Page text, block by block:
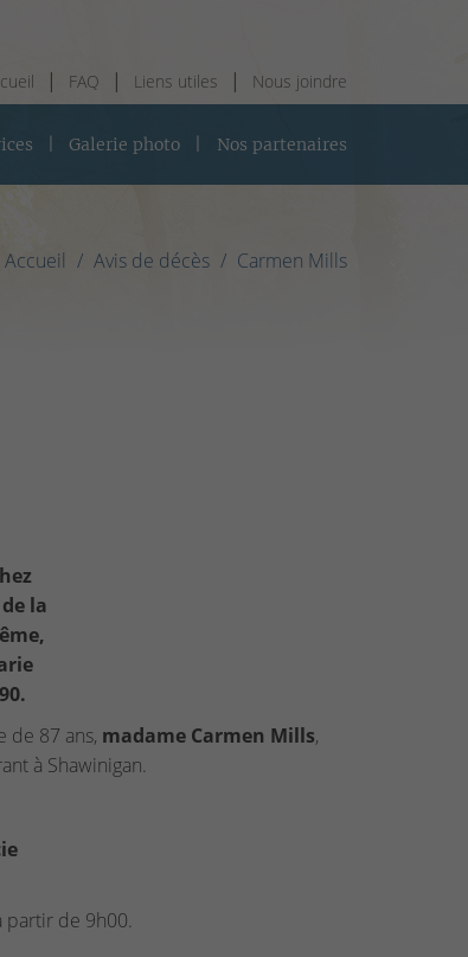
FAQ Liens utiles Nous joindre
Galerie photo Nos partenaires
Accueil Avis de décès Carmen Mills
la
de 87 ans, madame Carmen Mills,
à Shawinigan.
partir de 9h00.